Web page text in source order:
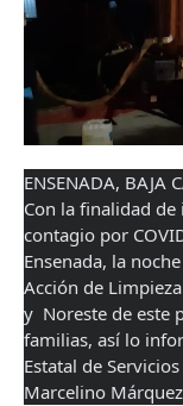
ENSENADA, BAJA
Con la finalidad
contagio por
Ensenada, la
Acción de
y  Noreste de este
familias, así lo
Estatal de
Marcelino